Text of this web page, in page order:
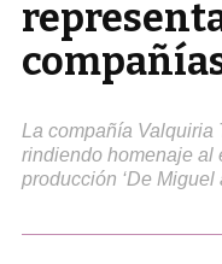
La compañía Valquiria
rindiendo homenaje al
producción ‘De Miguel